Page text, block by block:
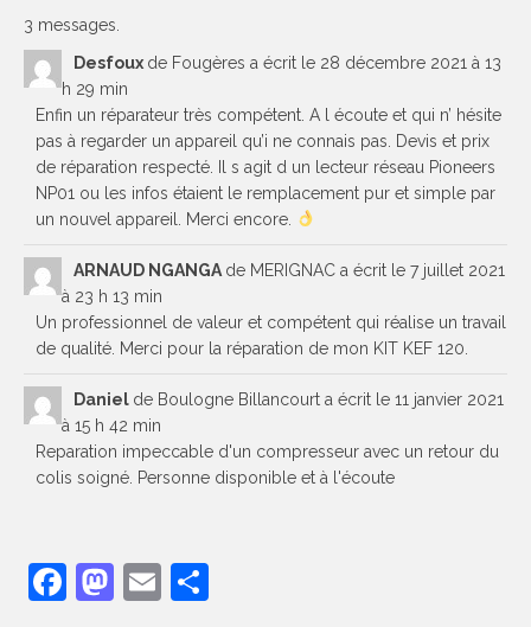
Le recyclage ?
Vers une autre consommation
Marche à suivre
Qui suis-je ?
Concert Event
Ventes responsables
3 messages.
Desfoux de Fougères a écrit le 28 décembre 2021 à 13
h 29 min
Enfin un réparateur très compétent. A l écoute et qui n’ hésite
pas à regarder un appareil qu’i ne connais pas. Devis et prix
de réparation respecté. Il s agit d un lecteur réseau Pioneers
NP01 ou les infos étaient le remplacement pur et simple par
un nouvel appareil. Merci encore.
ARNAUD NGANGA de MERIGNAC a écrit le 7 juillet 2021
à 23 h 13 min
Un professionnel de valeur et compétent qui réalise un travail
de qualité. Merci pour la réparation de mon KIT KEF 120.
Daniel de Boulogne Billancourt a écrit le 11 janvier 2021
à 15 h 42 min
Reparation impeccable d'un compresseur avec un retour du
colis soigné. Personne disponible et à l'écoute
Facebook
Mastodon
Email